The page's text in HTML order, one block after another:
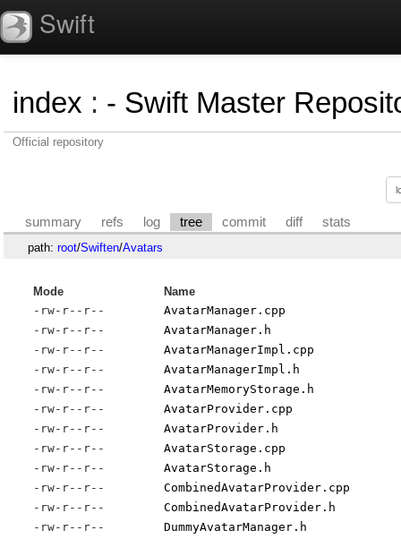
Swift
index : - Swift Master
Official repository
summary refs log tree commit diff stats
path: root/Swiften/Avatars
Mode
Name
-rw-r--r--
AvatarManager.cpp
-rw-r--r--
AvatarManager.h
-rw-r--r--
AvatarManagerImpl.cpp
-rw-r--r--
AvatarManagerImpl.h
-rw-r--r--
AvatarMemoryStorage.h
-rw-r--r--
AvatarProvider.cpp
-rw-r--r--
AvatarProvider.h
-rw-r--r--
AvatarStorage.cpp
-rw-r--r--
AvatarStorage.h
-rw-r--r--
CombinedAvatarProvider.cpp
-rw-r--r--
CombinedAvatarProvider.h
-rw-r--r--
DummyAvatarManager.h